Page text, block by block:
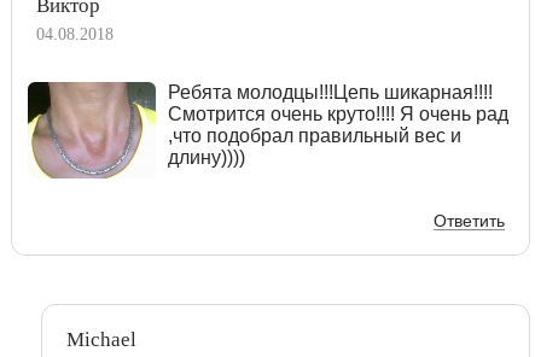
Виктор
04.08.2018
Ребята молодцы!!!Цепь шикарная!!!!
Смотрится очень круто!!!! Я очень рад
,что подобрал правильный вес и
длину))))
Ответить
Michael